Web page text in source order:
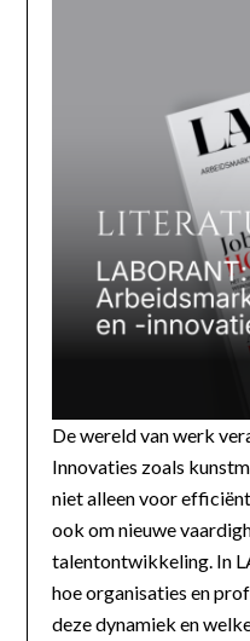
De wereld van werk
Innovaties zoals
niet alleen voor
ook om nieuwe
talentontwikkeling. In
hoe organisaties en
deze dynamiek en